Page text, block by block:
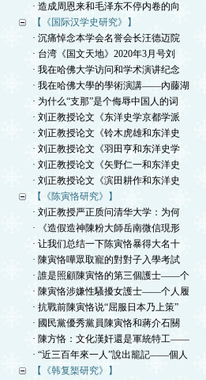
· 造成周恩来和毛泽东不停内卷的向
【《国际汉学史研究》】
· 沉痛悼念本学会名誉会长汪德迈院
· 台湾《国文天地》2020年3月号刘
· 我在哈佛大学访问和学术演讲纪念
· 我在哈佛大學的學術演講——內藤湖
· 为什么“支那”是个侮辱中国人的词
· 刘正教授论文《东洋史学京都学派
· 刘正教授论文《铃木虎雄和东洋史
· 刘正教授论文《羽田亨和东洋史学
· 刘正教授论文《矢野仁一和东洋史
· 刘正教授论文《滨田耕作和东洋史
【《陈寅恪研究》】
· 刘正教授严正质问清华大学：为何
· 《造假造神陳粉大師岳南微信現形
· 让我们总结一下陈寅恪暴得大名十
· 陳寅恪嘩眾取寵的對對子入學考試
· 誰是照顧陳寅恪的第三個護士——个
· 陳寅恪涉嫌性騷擾女護士——个人履
· 抗戰前陳寅恪说“屈服日本乃上策”
· 國民黨優秀黨員陳寅恪和蔣介石關
· 陳方恪：文化漢奸還是軍統特工——
· “近三百年來一人”說出籠記——個人
【《韩复榘研究》】